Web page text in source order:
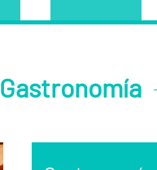
Gastronomía